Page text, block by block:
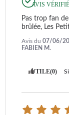
AVIS VÉRIFIÉ
Pas trop fan
brûlée, Les
Avis du 07/06/
FABIEN M.
UTILE(0)